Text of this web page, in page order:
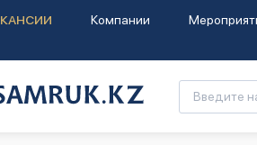
Компании